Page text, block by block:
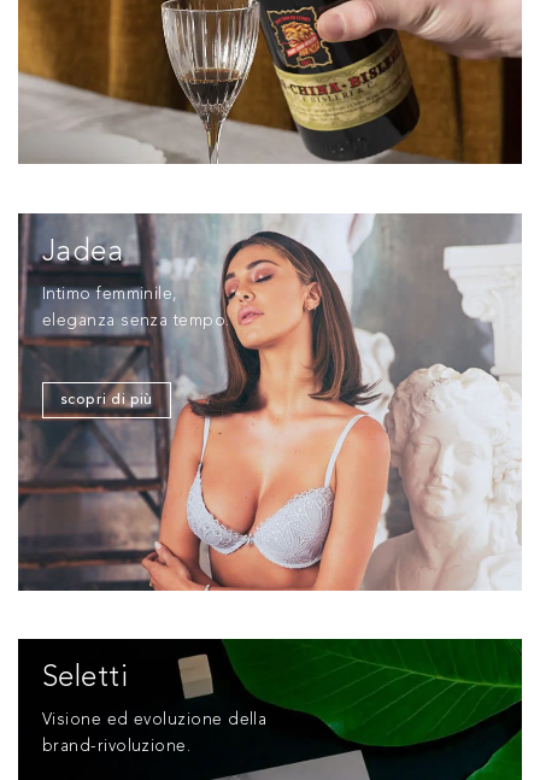
Jadea
Intimo femminile,
eleganza senza tempo.
scopri di più
Seletti
Visione ed evoluzione della
brand-rivoluzione.